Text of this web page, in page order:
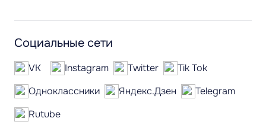
Социальные сети
VK Instagram Twitter
Tik Tok
Одноклассники
Яндекс.Дзен
Telegram
Rutube